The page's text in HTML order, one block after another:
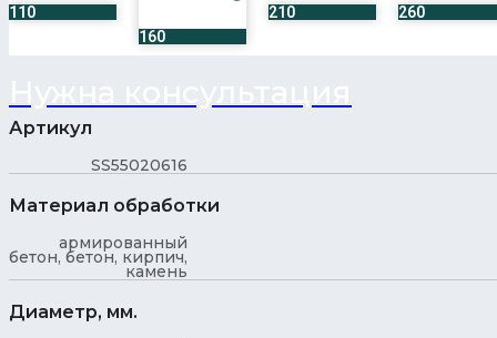
110
160
210 260
Артикул
SS55020616
Материал обработки
армированный
бетон, бетон, кирпич,
камень
Диаметр, мм.